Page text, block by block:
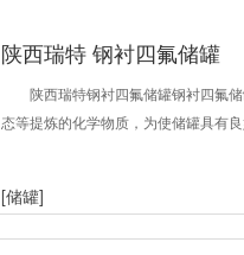
陕西瑞特 钢衬四氟储罐
陕西瑞特钢衬四氟储罐钢衬四氟
态等提炼的化学物质，为使储罐具有
[储罐]